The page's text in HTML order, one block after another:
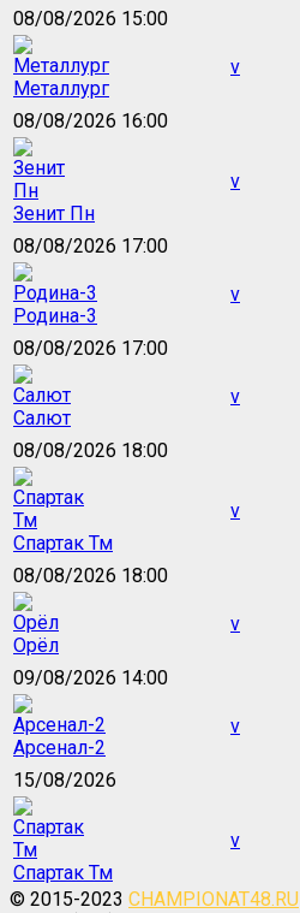
08/08/2026 15:00
Металлург
v
08/08/2026 16:00
Зенит Пн
v
08/08/2026 17:00
Родина-3
v
08/08/2026 17:00
Салют
v
08/08/2026 18:00
Спартак Тм
v
08/08/2026 18:00
Орёл
v
09/08/2026 14:00
Арсенал-2
v
15/08/2026
Спартак Тм
v
© 2015-2023 CHAMPIONAT48.RU